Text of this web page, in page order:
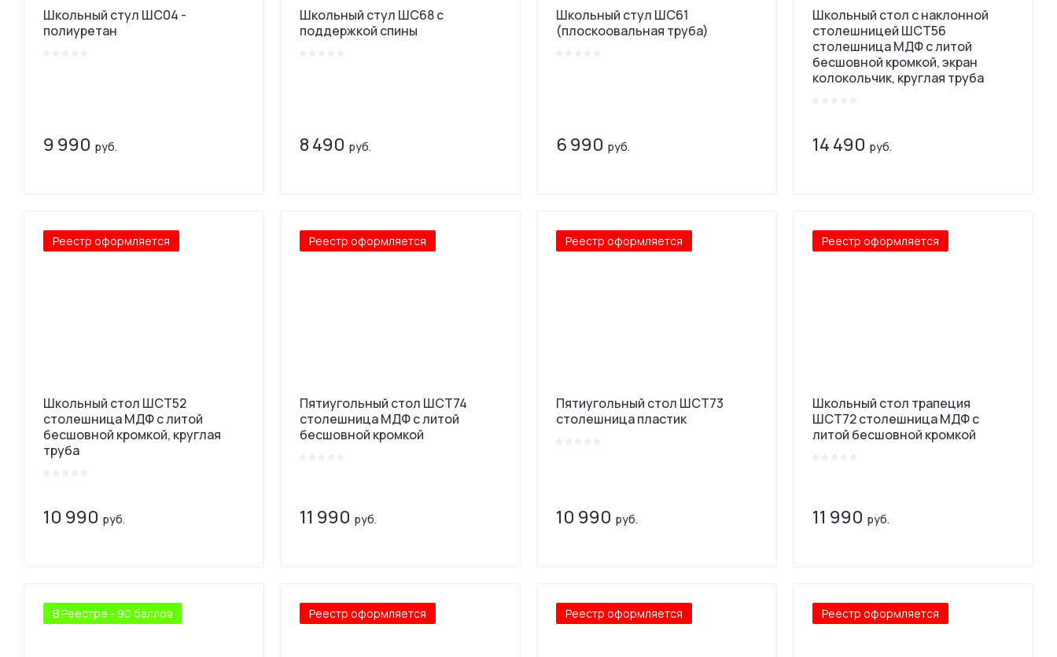
Школьный стул ШС04 -
полиуретан
9 990 руб.
Школьный стул ШС68 с
поддержкой спины
8 490 руб.
Школьный стул ШС61
(плоскоовальная труба)
6 990 руб.
Школьный стол с наклонной
столешницей ШСТ56
столешница МДФ с литой
бесшовной кромкой, экран
колокольчик, круглая труба
14 490 руб.
Реестр оформляется
Школьный стол ШСТ52
столешница МДФ с литой
бесшовной кромкой, круглая
труба
10 990 руб.
Реестр оформляется
Пятиугольный стол ШСТ74
столешница МДФ с литой
бесшовной кромкой
11 990 руб.
Реестр оформляется
Пятиугольный стол ШСТ73
столешница пластик
10 990 руб.
Реестр оформляется
Школьный стол трапеция
ШСТ72 столешница МДФ с
литой бесшовной кромкой
11 990 руб.
В Реестре - 90 баллов Реестр оформляется Реестр оформляется Реестр оформляется